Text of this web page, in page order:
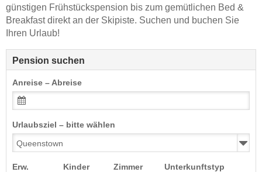
günstigen Frühstückspension bis zum gemütlichen Bed &
Breakfast direkt an der Skipiste. Suchen und buchen Sie
Ihren Urlaub!
Pension suchen
Anreise – Abreise
Urlaubsziel – bitte wählen
Erw. Kinder Zimmer Unterkunftstyp